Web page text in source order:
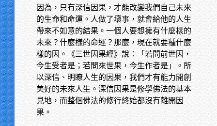
因為，只有深信因果，才能改變我們自己未來
的生命和命運。人做了壞事，就會給他的人生
帶來不如意的結果。一個人要想擁有什麼樣的
未來？什麼樣的命運？那麼，現在就要種什麼
樣的因。《三世因果經》說：「若問前世因，
今生受者是；若問來世果，今生作者是」。所
以深信、明瞭人生的因果，我們才有能力開創
美好的未來人生。深信因果是修學佛法的基本
見地，而整個佛法的修行終始都沒有離開因
果。